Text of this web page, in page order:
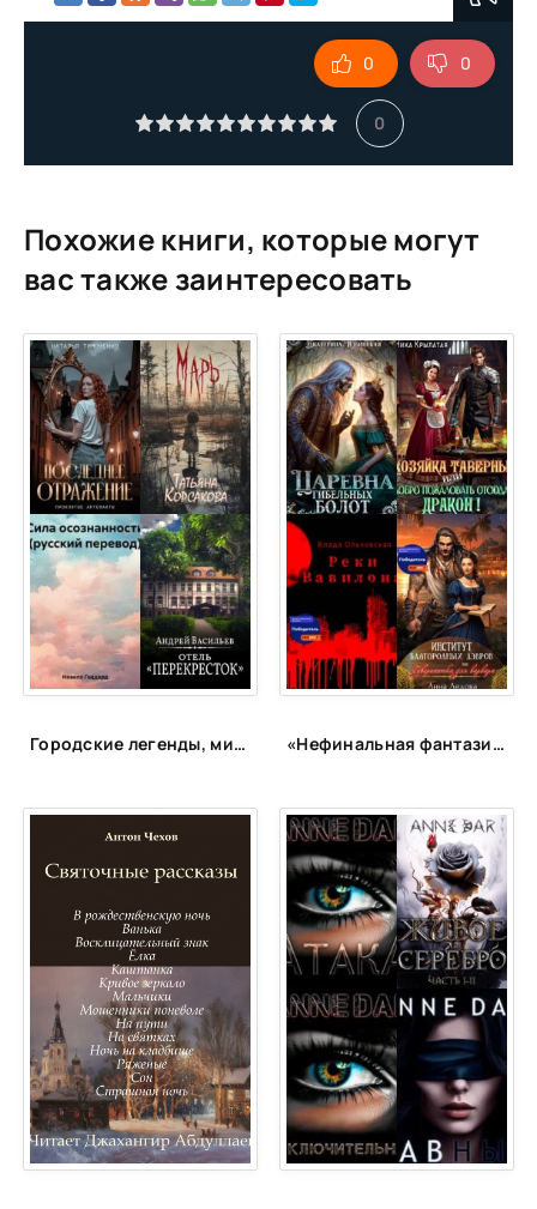
0
0 0
Похожие книги, которые могут
вас также заинтересовать
Городские легенды, мистические истории и всё о хтони «Нефинальная фантазия»: лонг-лист